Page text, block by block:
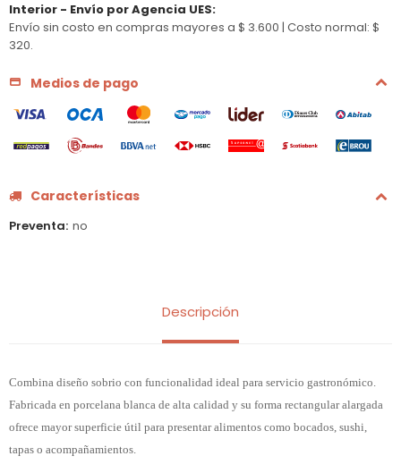
Interior - Envío por Agencia UES:
Envío sin costo en compras mayores a $ 3.600 | Costo normal: $
320.
Medios de pago
Características
Preventa no
Descripción
Combina diseño sobrio con funcionalidad ideal para servicio gastronómico.
Fabricada en porcelana blanca de alta calidad y su forma rectangular alargada
ofrece mayor superficie útil para presentar alimentos como bocados, sushi,
tapas o acompañamientos.